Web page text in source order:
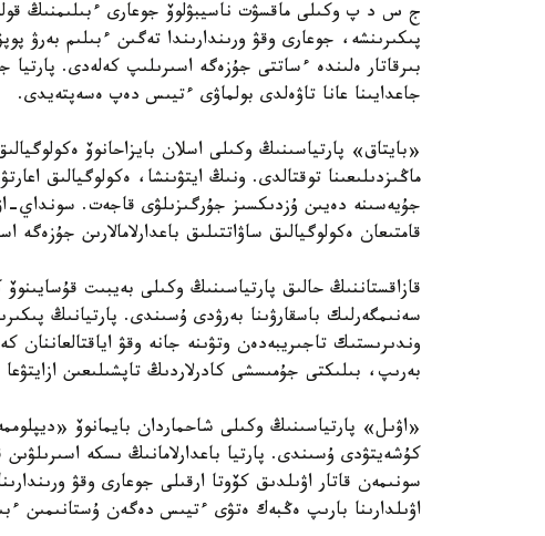
ج س د پ وكىلى ماقسۋت ناسيبۋلوۆ جوعارى ءبىلىمنىڭ
پىكىرىنشە، جوعارى وقۋ ورىندارىندا تەگىن ءبىلىم بەرۋ
بىرقاتار ەلىندە ءساتتى جۇزەگە اسىرىلىپ كەلەدى.
جاعدايىنا عانا تاۋەلدى بولماۋى ءتيىس دەپ ەسەپتەيدى.
«بايتاق» پارتياسىنىڭ وكىلى اسلان بايزاحانوۆ
ماڭىزدىلىعىنا توقتالدى. ونىڭ ايتۋىنشا، ەكولوگيالىق
قامتىعان ەكولوگيالىق ساۋاتتىلىق باعدارلامالارىن جۇزەگە
قازاقستاننىڭ حالىق پارتياسىنىڭ وكىلى بەيبىت
سەنىمگەرلىك باسقارۋىنا بەرۋدى ۇسىندى. پارتيانىڭ
وندىرىستىك تاجىريبەدەن وتۋىنە جانە وقۋ اياقتالعاننان
بەرىپ، بىلىكتى جۇمىسشى كادرلاردىڭ تاپشىلىعىن
«اۋىل» پارتياسىنىڭ وكىلى شاحماردان بايمانوۆ
كۇشەيتۋدى ۇسىندى. پارتيا باعدارلامانىڭ ىسكە
سونىمەن قاتار اۋىلدىق كۆوتا ارقىلى جوعارى وقۋ
اۋىلدارىنا بارىپ ەڭبەك ەتۋى ءتيىس دەگەن ۇستانىمىن